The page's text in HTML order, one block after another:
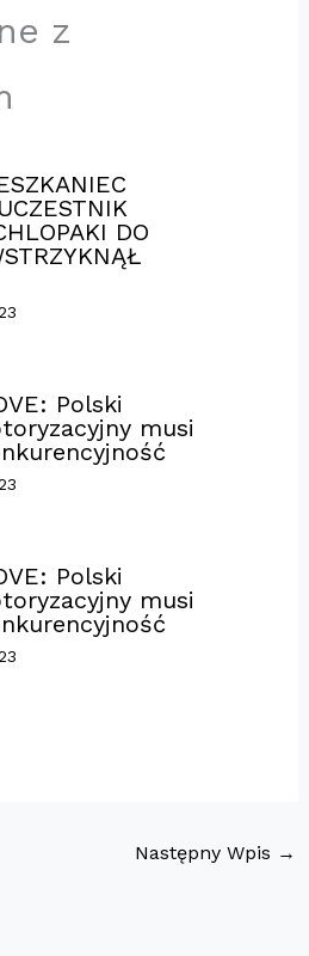
z
DO
Polski
musi
Polski
musi
Następny Wpis →